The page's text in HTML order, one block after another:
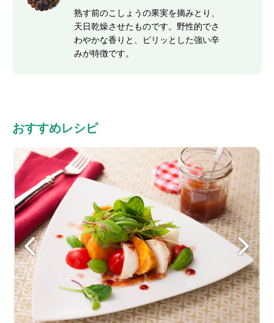
熟す前のこしょうの果実を摘みとり、
天日乾燥させたものです。野性的でさ
わやかな香りと、ピリッとした強い辛
みが特徴です。
おすすめレシピ